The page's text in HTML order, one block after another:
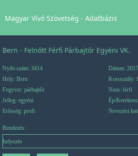
Magyar Vívó Szövetség - Adatbázis
Bern - Felnőtt Férfi Párbajtőr Egyéni VK.
Nyilv.szám: 3414
Dátum:
Hely: Bern
Korosztály:
Fegyver: párbajtőr
Nem: férfi
Jelleg: egyéni
Ép/
Erősség: profi
Nevezési
Rendezés: